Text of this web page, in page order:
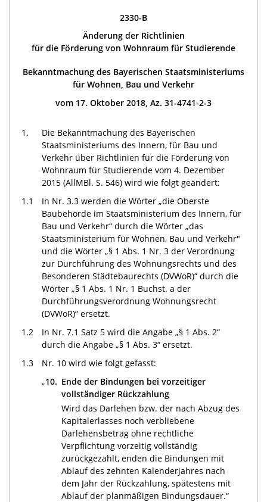
2330-B
Änderung der Richtlinien
für die Förderung von Wohnraum für Studierende
Bekanntmachung des Bayerischen Staatsministeriums
für Wohnen, Bau und Verkehr
vom 17. Oktober 2018, Az. 31-4741-2-3
1.
Die Bekanntmachung des Bayerischen
Staatsministeriums des Innern, für Bau und
Verkehr über Richtlinien für die Förderung von
Wohnraum für Studierende vom 4. Dezember
2015 (AllMBl. S. 546) wird wie folgt geändert:
1.1
In Nr. 3.3 werden die Wörter „die Oberste
Baubehörde im Staatsministerium des Innern, für
Bau und Verkehr“ durch die Wörter „das
Staatsministerium für Wohnen, Bau und Verkehr"
und die Wörter „§ 1 Abs. 1 Nr. 3 der Verordnung
zur Durchführung des Wohnungsrechts und des
Besonderen Städtebaurechts (DVWoR)“ durch die
Wörter „§ 1 Abs. 1 Nr. 1 Buchst. a der
Durchführungsverordnung Wohnungsrecht
(DVWoR)“ ersetzt.
1.2
In Nr. 7.1 Satz 5 wird die Angabe „§ 1 Abs. 2“
durch die Angabe „§ 1 Abs. 3“ ersetzt.
1.3
Nr. 10 wird wie folgt gefasst:
„10. Ende der Bindungen bei vorzeitiger
vollständiger Rückzahlung
Wird das Darlehen bzw. der nach Abzug des
Kapitalerlasses noch verbliebene
Darlehensbetrag ohne rechtliche
Verpflichtung vorzeitig vollständig
zurückgezahlt, enden die Bindungen mit
Ablauf des zehnten Kalenderjahres nach
dem Jahr der Rückzahlung, spätestens mit
Ablauf der planmäßigen Bindungsdauer.“